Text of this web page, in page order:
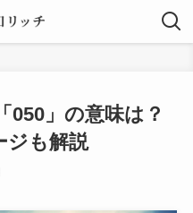
050」の意味は？
ジも解説